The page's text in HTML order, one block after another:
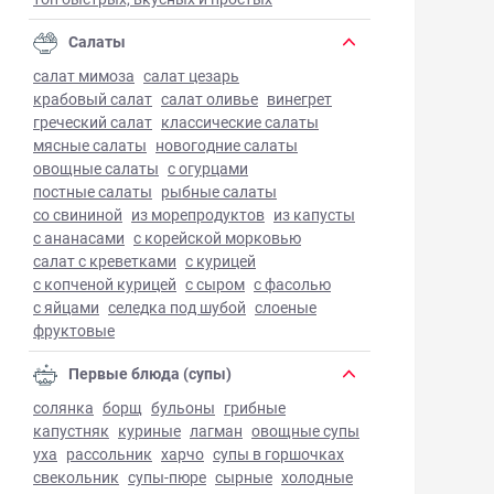
Салаты
салат мимоза салат цезарь
крабовый салат салат оливье винегрет
греческий салат классические салаты
мясные салаты новогодние салаты
овощные салаты с огурцами
постные салаты рыбные салаты
со свининой из морепродуктов из капусты
с ананасами с корейской морковью
салат с креветками с курицей
с копченой курицей с сыром с фасолью
с яйцами селедка под шубой слоеные
фруктовые
Первые блюда (супы)
солянка борщ бульоны грибные
капустняк куриные лагман овощные супы
уха рассольник харчо супы в горшочках
свекольник супы-пюре сырные холодные